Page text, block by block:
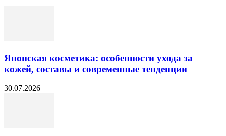
Японская косметика: особенности ухода за
кожей, составы и современные тенденции
30.07.2026